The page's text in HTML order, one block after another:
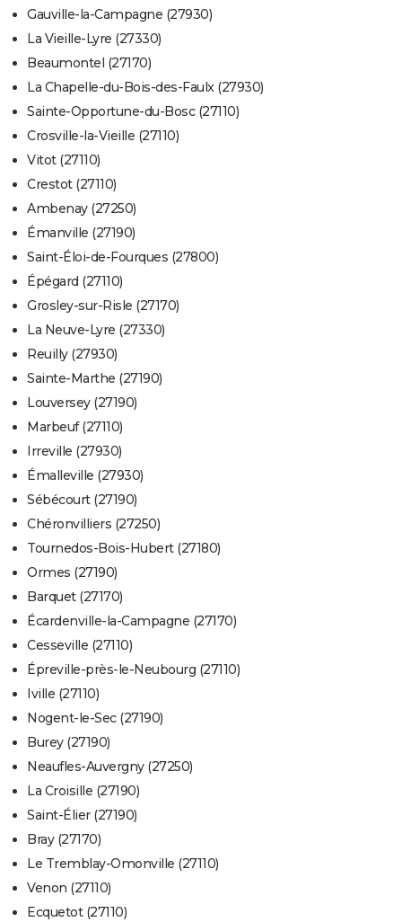
Gauville-la-Campagne (27930)
La Vieille-Lyre (27330)
Beaumontel (27170)
La Chapelle-du-Bois-des-Faulx (27930)
Sainte-Opportune-du-Bosc (27110)
Crosville-la-Vieille (27110)
Vitot (27110)
Crestot (27110)
Ambenay (27250)
Émanville (27190)
Saint-Éloi-de-Fourques (27800)
Épégard (27110)
Grosley-sur-Risle (27170)
La Neuve-Lyre (27330)
Reuilly (27930)
Sainte-Marthe (27190)
Louversey (27190)
Marbeuf (27110)
Irreville (27930)
Émalleville (27930)
Sébécourt (27190)
Chéronvilliers (27250)
Tournedos-Bois-Hubert (27180)
Ormes (27190)
Barquet (27170)
Écardenville-la-Campagne (27170)
Cesseville (27110)
Épreville-près-le-Neubourg (27110)
Iville (27110)
Nogent-le-Sec (27190)
Burey (27190)
Neaufles-Auvergny (27250)
La Croisille (27190)
Saint-Élier (27190)
Bray (27170)
Le Tremblay-Omonville (27110)
Venon (27110)
Ecquetot (27110)